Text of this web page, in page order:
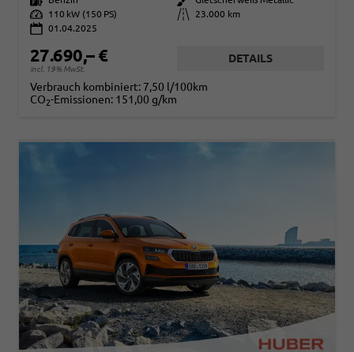
Leistung
110 kW (150 PS) Kilometerstand
23.000 km
01.04.2025
27.690,– €
incl. 19% MwSt.
DETAILS
Verbrauch kombiniert: 7,50 l/100km
CO2-Emissionen: 151,00 g/km